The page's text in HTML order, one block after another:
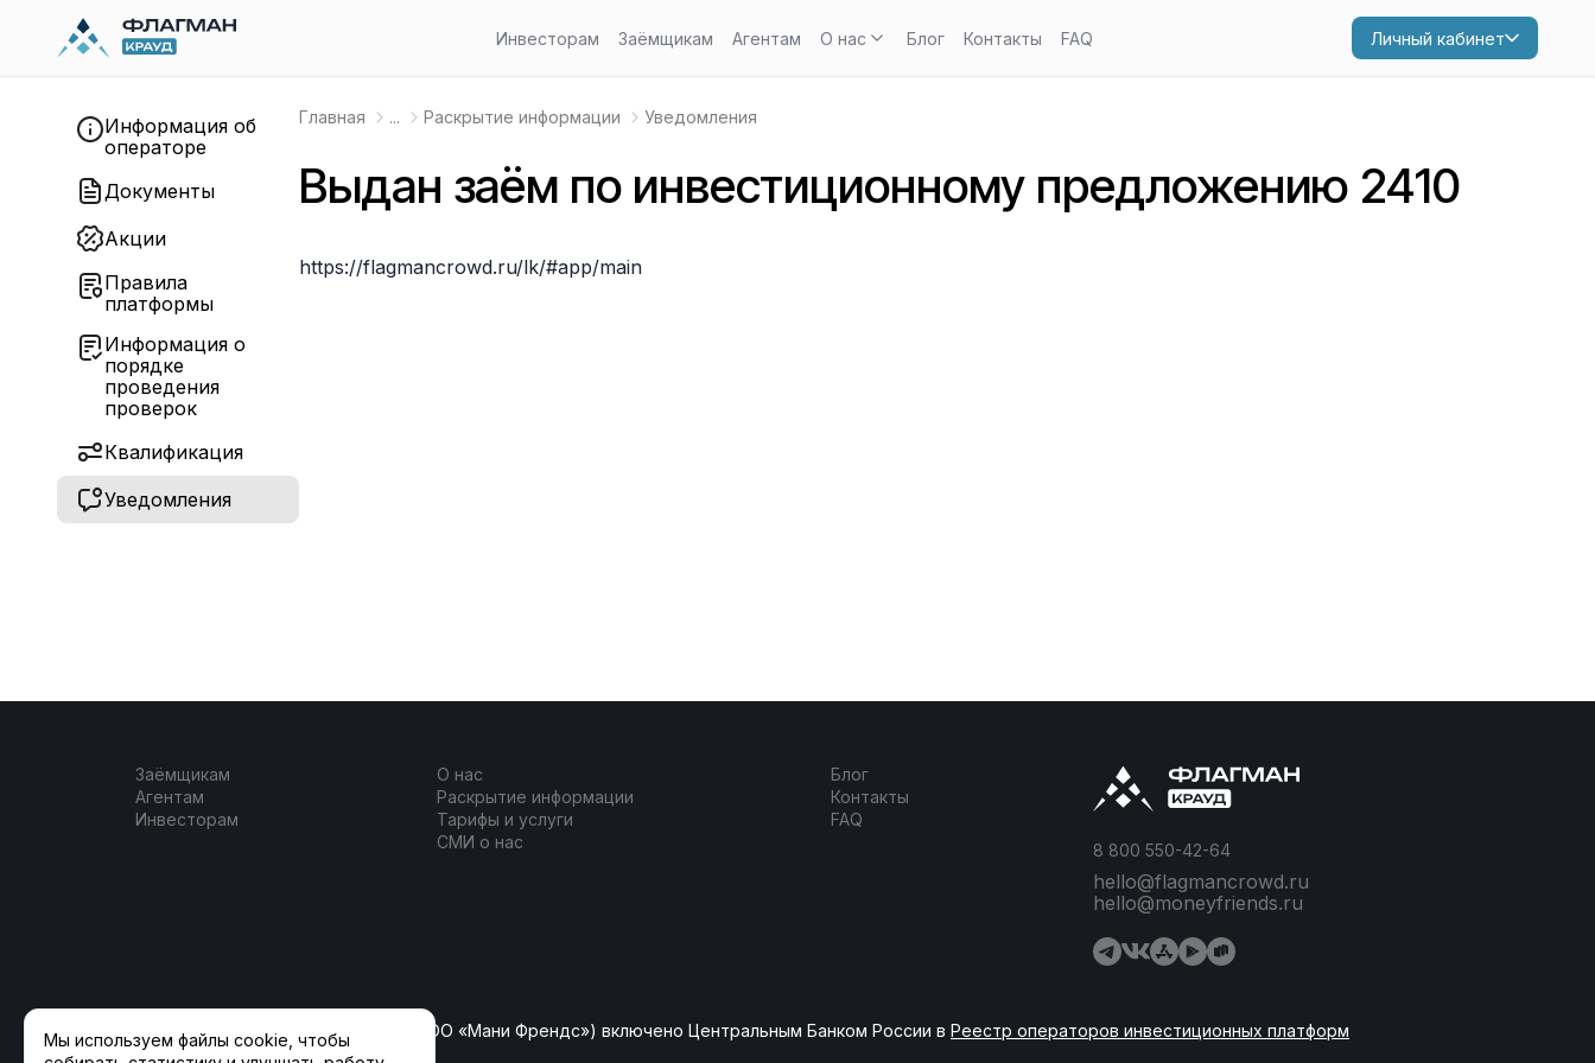
Инвесторам Заёмщикам Агентам О нас Блог Контакты FAQ Личный кабинет
Мы используем файлы cookie, чтобы
Информация об
операторе
Документы
Акции
Правила
платформы
Информация о
порядке
проведения
проверок
Квалификация
Уведомления
Главная ... Раскрытие информации Уведомления
Выдан заём по инвестиционному предложению 2410
https://flagmancrowd.ru/lk/#app/main
Заёмщикам
Агентам
Инвесторам
О нас
Раскрытие информации
Тарифы и услуги
СМИ о нас
Блог
Контакты
FAQ
8 800 550-42-64
hello@flagmancrowd.ru
hello@moneyfriends.ru
ООО «ФлагманКрауд» (ранее ООО «Мани Френдс») включено Центральным Банком России в Реестр операторов инвестиционных платформ